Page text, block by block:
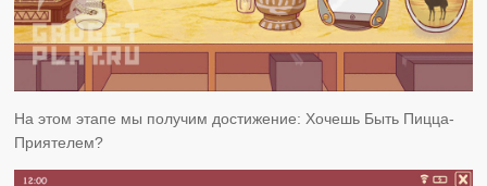
На этом этапе мы получим достижение: Хочешь Быть Пицца-
Приятелем?